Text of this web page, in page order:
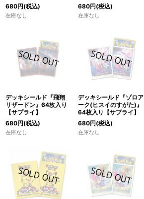
680円(税込)
在庫なし
680円(税込)
在庫なし
デッキシールド『飛翔
リザードン』64枚入り
【サプライ】
680円(税込)
在庫なし
デッキシールド『ゾロア
ーク(ヒスイのすがた)』
64枚入り【サプライ】
680円(税込)
在庫なし